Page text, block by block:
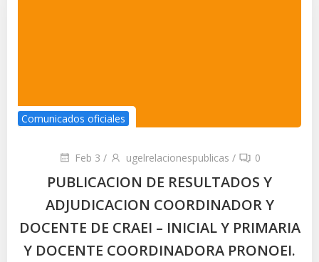
Comunicados oficiales
Feb 3 / ugelrelacionespublicas / 0
PUBLICACION DE RESULTADOS Y
ADJUDICACION COORDINADOR Y
DOCENTE DE CRAEI – INICIAL Y PRIMARIA
Y DOCENTE COORDINADORA PRONOEI.